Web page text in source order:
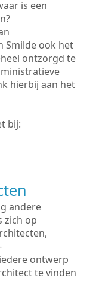
is een
Smilde ook het
ontzorgd te
hierbij aan het
bij:
andere
zich op
ontwerp
te vinden